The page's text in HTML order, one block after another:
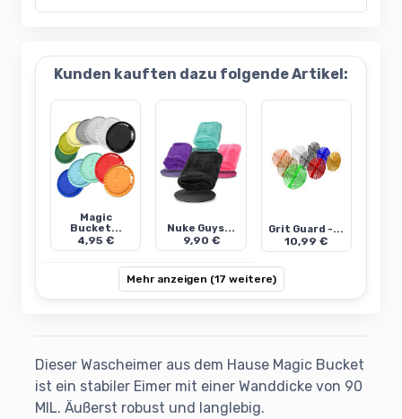
Kunden kauften dazu folgende Artikel:
Magic
Bucket...
4,95 €
Nuke Guys...
9,90 €
Grit Guard -...
10,99 €
Mehr anzeigen (17 weitere)
Dieser Wascheimer aus dem Hause Magic Bucket
ist ein stabiler Eimer mit einer Wanddicke von 90
MIL. Äußerst robust und langlebig.